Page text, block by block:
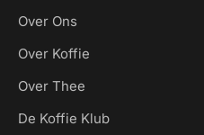
Over Ons
Over Koffie
Over Thee
De Koffie Klub